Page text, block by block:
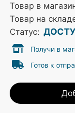
Товар в
Товар на
Статус:
Получи в
Готов к